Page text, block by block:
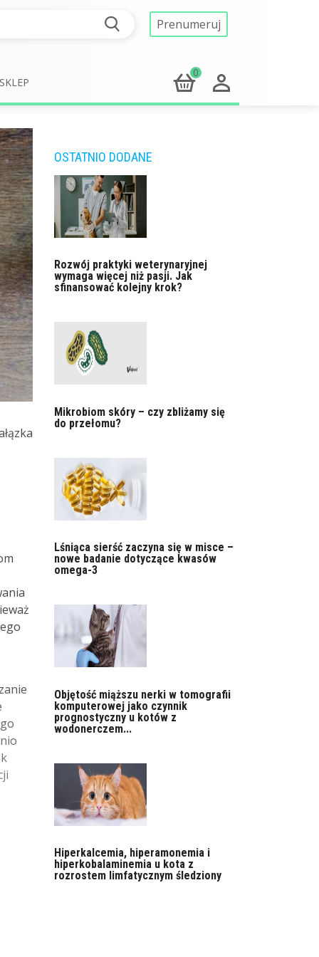
Prenumeruj
0
OSTATNIO DODANE
Rozwój praktyki weterynaryjnej
wymaga więcej niż pasji. Jak
sfinansować kolejny krok?
Mikrobiom skóry – czy zbliżamy się
do przełomu?
Lśniąca sierść zaczyna się w misce –
nowe badanie dotyczące kwasów
omega-3
Objętość miąższu nerki w tomografii
komputerowej jako czynnik
prognostyczny u kotów z
wodonerczem...
Hiperkalcemia, hiperamonemia i
hiperkobalaminemia u kota z
rozrostem limfatycznym śledziony